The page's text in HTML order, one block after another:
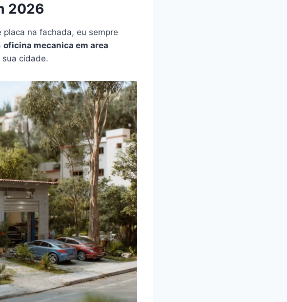
2026
na fachada, eu sempre
oficina mecanica em area
cidade.